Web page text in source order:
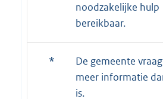
noodzakelijke hulp
bereikbaar.
*
De gemeente
meer informatie
is.